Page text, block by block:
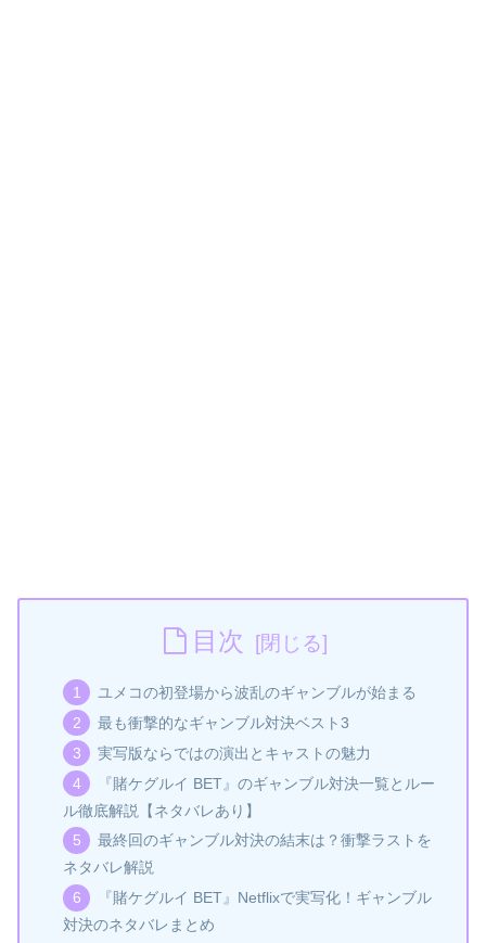
目次
ユメコの初登場から波乱のギャンブルが始まる
最も衝撃的なギャンブル対決ベスト3
実写版ならではの演出とキャストの魅力
『賭ケグルイ BET』のギャンブル対決一覧とルー
ル徹底解説【ネタバレあり】
最終回のギャンブル対決の結末は？衝撃ラストを
ネタバレ解説
『賭ケグルイ BET』Netflixで実写化！ギャンブル
対決のネタバレまとめ